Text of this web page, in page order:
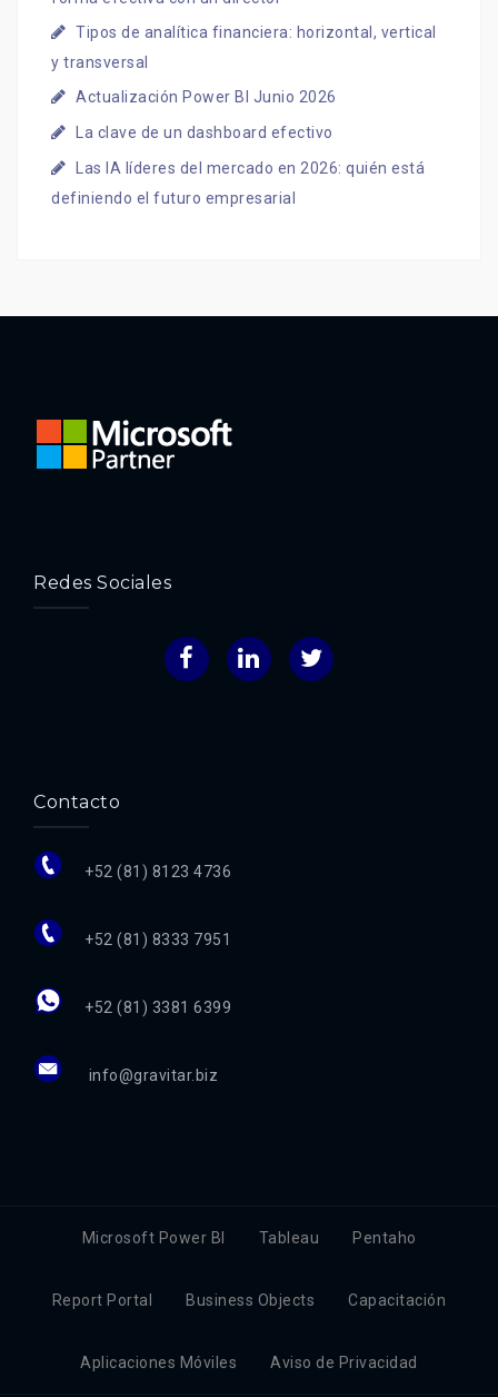
Tipos de analítica financiera: horizontal, vertical
y transversal
Actualización Power BI Junio 2026
La clave de un dashboard efectivo
Las IA líderes del mercado en 2026: quién está
definiendo el futuro empresarial
Redes Sociales
FacebookLinkedInTwitter
Contacto
+52 (81) 8123 4736
+52 (81) 8333 7951
+52 (81) 3381 6399
info@gravitar.biz
Microsoft Power BI Tableau Pentaho
Report Portal Business Objects Capacitación
Aplicaciones Móviles Aviso de Privacidad